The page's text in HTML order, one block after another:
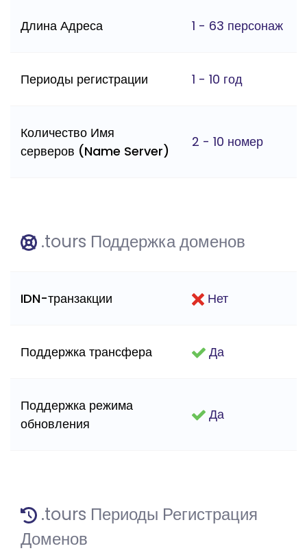
Длина Адреса 1 - 63 персонаж
Периоды регистрации 1 - 10 год
Количество Имя
серверов (Name Server)
2 - 10 номер
.tours Поддержка доменов
IDN-транзакции Нет
Поддержка трансфера Да
Поддержка режима
обновления
Да
.tours Периоды Регистрация
Доменов